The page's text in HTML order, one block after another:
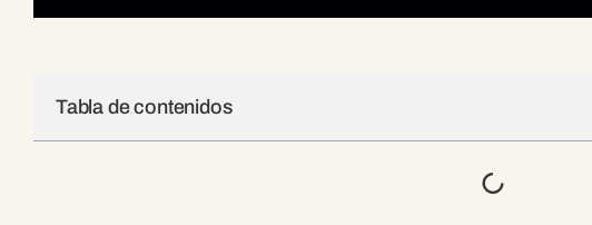
Tabla de contenidos